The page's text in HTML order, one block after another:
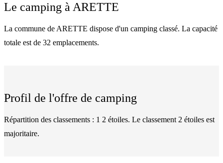
Le camping àARETTE
La commune de ARETTE dispose d'un camping classé. La capacité
totale est de 32 emplacements.
Profil de l'offre de camping
Répartition des classements : 1 2 étoiles. Le classement 2 étoiles est
majoritaire.